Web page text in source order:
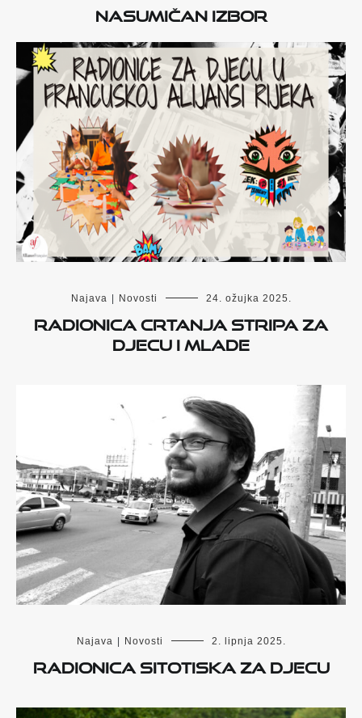
Nasumičan izbor
Najava | Novosti 24. ožujka 2025.
Radionica crtanja stripa za
djecu i mlade
Najava | Novosti 2. lipnja 2025.
Radionica sitotiska za djecu